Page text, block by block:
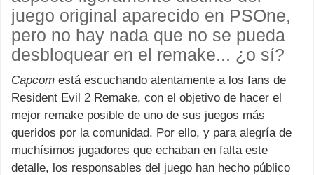
juego original aparecido en PSOne,
pero no hay nada que no se pueda
desbloquear en el remake... ¿o sí?
Capcom está escuchando atentamente a los fans de
Resident Evil 2 Remake, con el objetivo de hacer el
mejor remake posible de uno de sus juegos más
queridos por la comunidad. Por ello, y para alegría de
muchísimos jugadores que echaban en falta este
detalle, los responsables del juego han hecho público